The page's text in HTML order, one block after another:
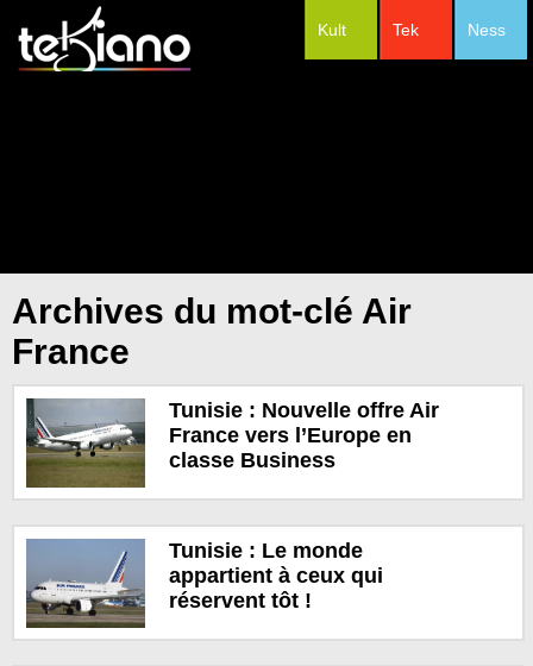
Ness
Tek
Kult
Archives du mot-clé Air
France
Tunisie : Nouvelle offre Air
France vers l’Europe en
classe Business
Tunisie : Le monde
appartient à ceux qui
réservent tôt !